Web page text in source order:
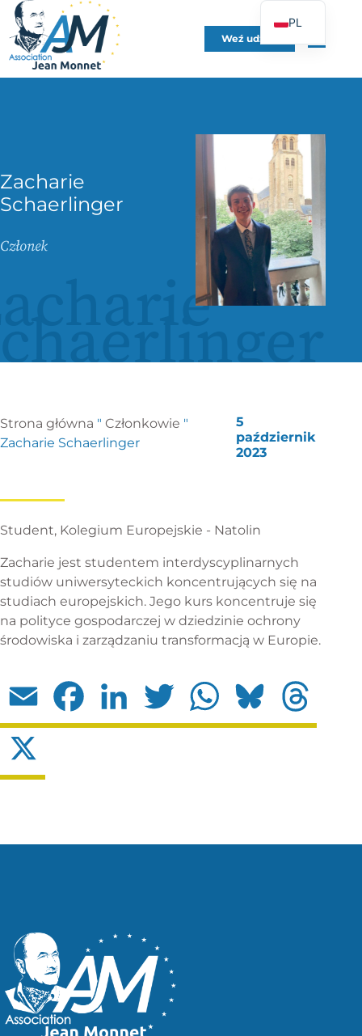
Weź udział
Zacharie
Schaerlinger
Członek
Strona główna " Członkowie "
Zacharie Schaerlinger
5
październik
2023
Student, Kolegium Europejskie - Natolin
Zacharie jest studentem interdyscyplinarnych
studiów uniwersyteckich koncentrujących się na
studiach europejskich. Jego kurs koncentruje się
na polityce gospodarczej w dziedzinie ochrony
środowiska i zarządzaniu transformacją w Europie.
Email Facebook LinkedIn Twitter WhatsApp Bluesky
PL
FR
EN
IT
PT
UK